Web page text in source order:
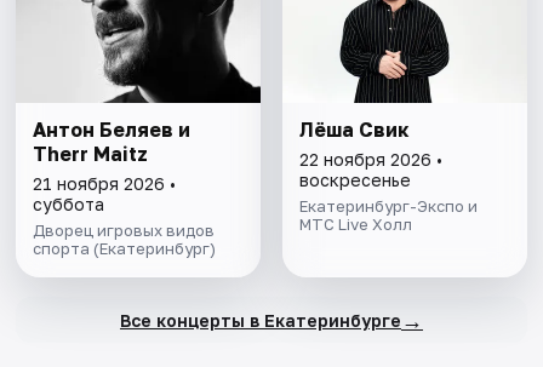
Антон Беляев и
Therr Maitz
21 ноября 2026 •
суббота
Дворец игровых видов
спорта (Екатеринбург)
Лёша Свик
22 ноября 2026 •
воскресенье
Екатеринбург-Экспо и
МТС Live Холл
Все концерты в Екатеринбурге →